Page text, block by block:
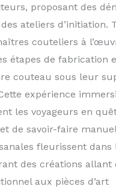
proposant des
ateliers d’initiation.
couteliers à
étapes de fabrication
couteau sous leur
expérience
les voyageurs en
de savoir-faire
fleurissent dans
des créations allant
aux pièces d’art